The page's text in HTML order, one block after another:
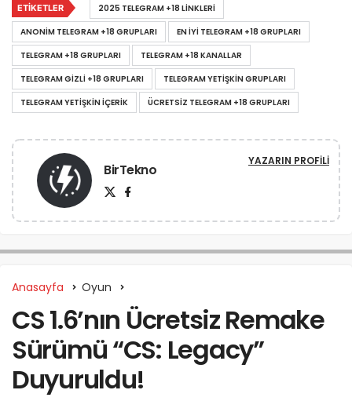
ETIKETLER
2025 TELEGRAM +18 LINKLERI
ANONIM TELEGRAM +18 GRUPLARI
EN IYI TELEGRAM +18 GRUPLARI
TELEGRAM +18 GRUPLARI
TELEGRAM +18 KANALLAR
TELEGRAM GIZLI +18 GRUPLARI
TELEGRAM YETIŞKIN GRUPLARI
TELEGRAM YETIŞKIN IÇERIK
ÜCRETSIZ TELEGRAM +18 GRUPLARI
BirTekno YAZARIN PROFILI
Anasayfa Oyun
CS 1.6’nın Ücretsiz Remake
Sürümü “CS: Legacy”
Duyuruldu!